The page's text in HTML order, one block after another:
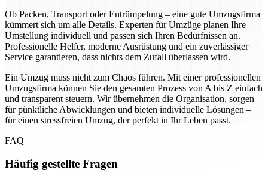
Ob Packen, Transport oder Entrümpelung – eine gute Umzugsfirma
kümmert sich um alle Details. Experten für Umzüge planen Ihre
Umstellung individuell und passen sich Ihren Bedürfnissen an.
Professionelle Helfer, moderne Ausrüstung und ein zuverlässiger
Service garantieren, dass nichts dem Zufall überlassen wird.
Ein Umzug muss nicht zum Chaos führen. Mit einer professionellen
Umzugsfirma können Sie den gesamten Prozess von A bis Z einfach
und transparent steuern. Wir übernehmen die Organisation, sorgen
für pünktliche Abwicklungen und bieten individuelle Lösungen –
für einen stressfreien Umzug, der perfekt in Ihr Leben passt.
FAQ
Häufig gestellte Fragen